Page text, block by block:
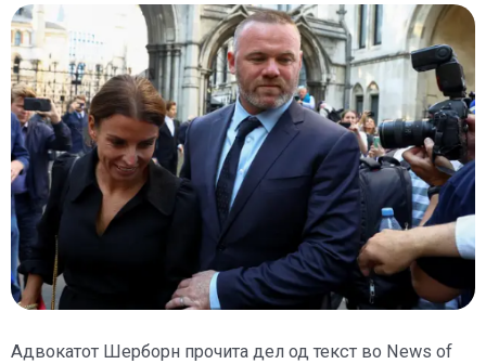
Адвокатот Шерборн прочита дел од текст во News of